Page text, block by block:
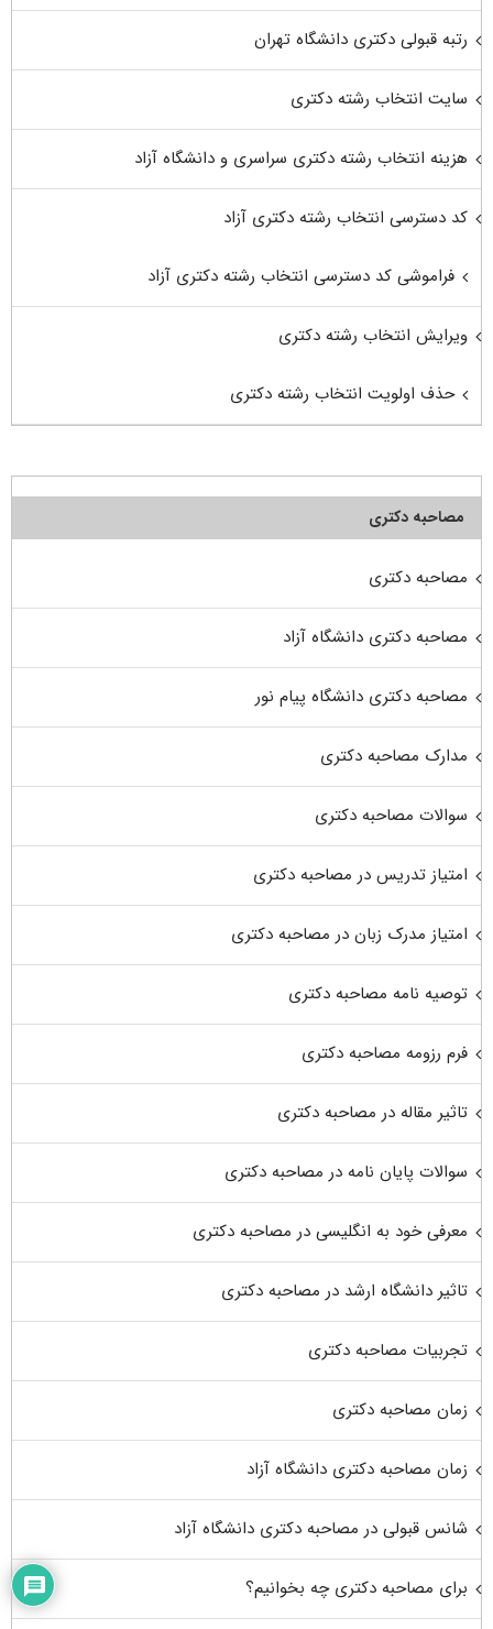
رتبه قبولی دکتری دانشگاه تهران
سایت انتخاب رشته دکتری
هزینه انتخاب رشته دکتری سراسری و دانشگاه آزاد
کد دسترسی انتخاب رشته دکتری آزاد
فراموشی کد دسترسی انتخاب رشته دکتری آزاد
ویرایش انتخاب رشته دکتری
حذف اولویت انتخاب رشته دکتری
مصاحبه دکتری
مصاحبه دکتری
مصاحبه دکتری دانشگاه آزاد
مصاحبه دکتری دانشگاه پیام نور
مدارک مصاحبه دکتری
سوالات مصاحبه دکتری
امتیاز تدریس در مصاحبه دکتری
امتیاز مدرک زبان در مصاحبه دکتری
توصیه نامه مصاحبه دکتری
فرم رزومه مصاحبه دکتری
تاثیر مقاله در مصاحبه دکتری
سوالات پایان نامه در مصاحبه دکتری
معرفی خود به انگلیسی در مصاحبه دکتری
تاثیر دانشگاه ارشد در مصاحبه دکتری
تجربیات مصاحبه دکتری
زمان مصاحبه دکتری
زمان مصاحبه دکتری دانشگاه آزاد
شانس قبولی در مصاحبه دکتری دانشگاه آزاد
برای مصاحبه دکتری چه بخوانیم؟